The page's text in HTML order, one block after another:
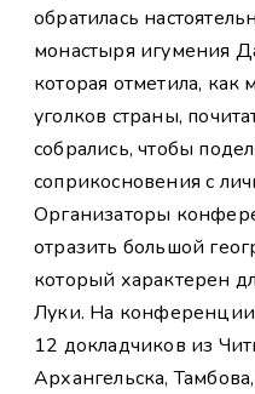
обратилась
монастыря игумения
которая отметила, как
уголков страны,
собрались, чтобы
соприкосновения с
Организаторы
отразить большой
который характерен
Луки. На конференции
12 докладчиков из
Архангельска,